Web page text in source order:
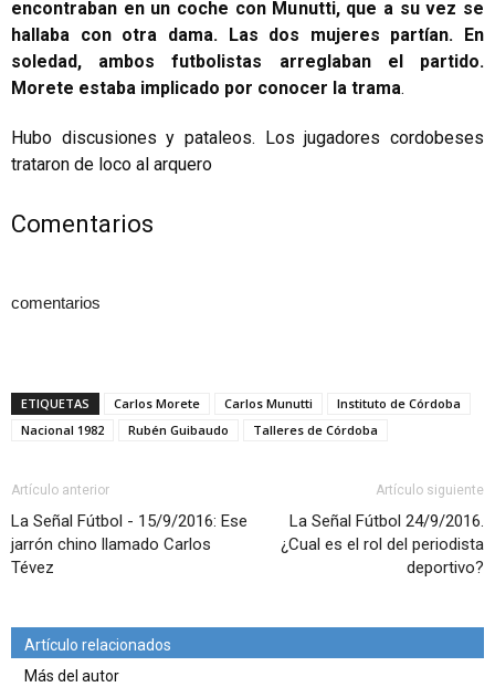
encontraban en un coche con Munutti, que a su vez se
hallaba con otra dama. Las dos mujeres partían. En
soledad, ambos futbolistas arreglaban el partido.
Morete estaba implicado por conocer la trama.
Hubo discusiones y pataleos. Los jugadores cordobeses
trataron de loco al arquero
Comentarios
comentarios
ETIQUETAS Carlos Morete Carlos Munutti
Instituto de Córdoba
Nacional 1982
Rubén Guibaudo Talleres de Córdoba
Artículo anterior
La Señal Fútbol - 15/9/2016: Ese
jarrón chino llamado Carlos
Tévez
Artículo siguiente
La Señal Fútbol 24/9/2016.
¿Cual es el rol del periodista
deportivo?
Artículo relacionados
Más del autor